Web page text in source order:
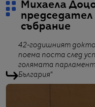
Михаела
събрание
42-годишният
поема поста след
голямата
България"